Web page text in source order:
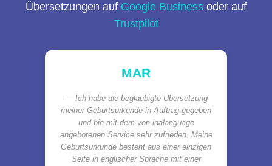
Übersetzungen auf Google Business oder auf
Trustpilot
MAR
Ich habe die beglaubigte Übersetzung
meiner Geburtsurkunde in Auftrag gegeben
und bin mit dem von inalanguage
angebotenen Service sehr zufrieden. Meine
Geburtsurkunde besteht aus einer einzigen
Seite in englischer Sprache mit einer